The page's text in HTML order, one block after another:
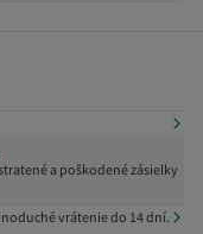
a poškodené zásielky
vrátenie do 14 dní.